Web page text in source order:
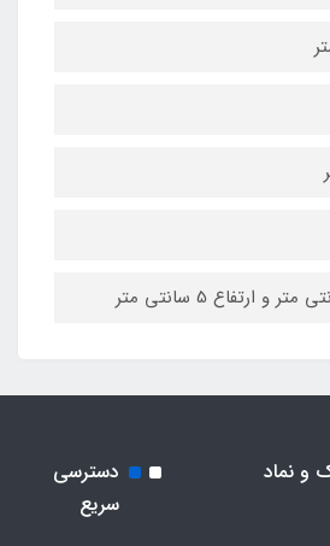
و نماد
دسترسی
سریع